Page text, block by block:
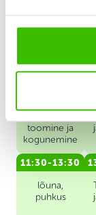
toomine ja
kogunemine
11:30-13:30
lõuna,
puhkus